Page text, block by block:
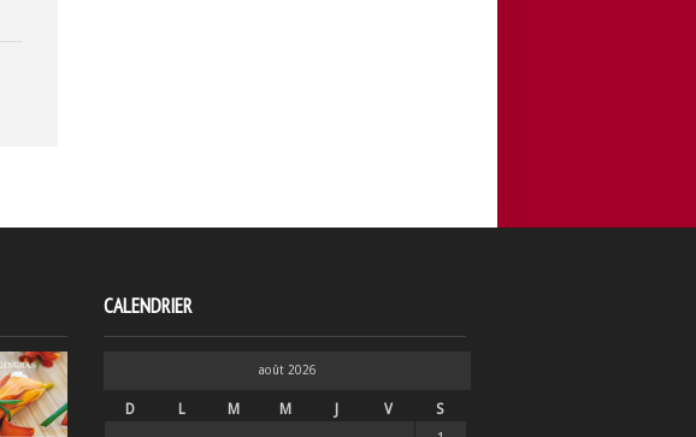
CALENDRIER
août 2026
D L M M J V
S